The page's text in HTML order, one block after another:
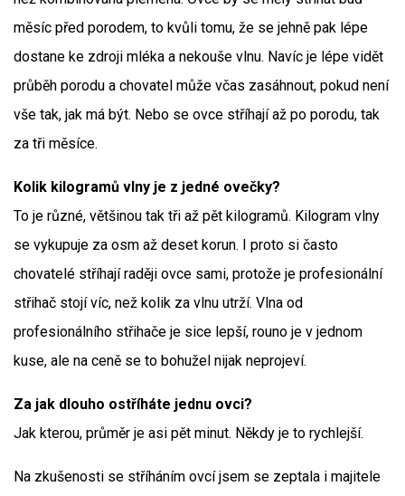
měsíc před porodem, to kvůli tomu, že se jehně pak lépe
dostane ke zdroji mléka a nekouše vlnu. Navíc je lépe vidět
průběh porodu a chovatel může včas zasáhnout, pokud není
vše tak, jak má být. Nebo se ovce stříhají až po porodu, tak
za tři měsíce.
Kolik kilogramů vlny je z jedné ovečky?
To je různé, většinou tak tři až pět kilogramů. Kilogram vlny
se vykupuje za osm až deset korun. I proto si často
chovatelé stříhají raději ovce sami, protože je profesionální
střihač stojí víc, než kolik za vlnu utrží. Vlna od
profesionálního střihače je sice lepší, rouno je v jednom
kuse, ale na ceně se to bohužel nijak neprojeví.
Za jak dlouho ostříháte jednu ovci?
Jak kterou, průměr je asi pět minut. Někdy je to rychlejší.
Na zkušenosti se stříháním ovcí jsem se zeptala i majitele